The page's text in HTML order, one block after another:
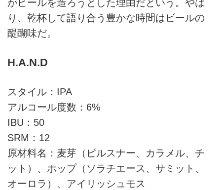
がビールを造ろうとした理由だという。やは
り、乾杯して語り合う豊かな時間はビールの
醍醐味だ。
H.A.N.D
スタイル：IPA
アルコール度数：6%
IBU：50
SRM：12
原材料名：麦芽（ピルスナー、カラメル、チ
ット）、ホップ（ソラチエース、サミット、
オーロラ）、アイリッシュモス